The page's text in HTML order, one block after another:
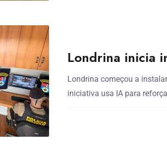
Londrina inicia
Londrina começou a
iniciativa usa IA para